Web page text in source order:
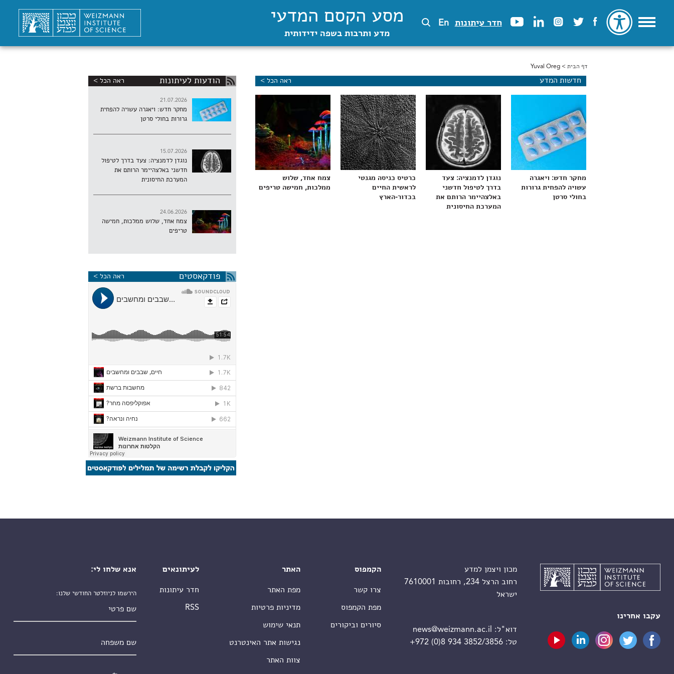
חדר עיתונות En מסע הקסם המדעי
מדע ותרבות בשפה ידידותית
הינך נמצא כאן
דף הבית > Yuval Oreg
חדשות המדע ראה הכל >
מחקר חדש: ויאגרה
עשויה להפחית גרורות
בחולי סרטן
נוגדן לדמנציה: צעד
בדרך לטיפול חדשני
באלצהיימר הרותם את
המערכת החיסונית
כרטיס כניסה מגנטי
לראשית החיים
בכדור-הארץ
צמח אחד, שלוש
ממלכות, חמישה טריפים
הודעות לעיתונות ראה הכל >
21.07.2026
מחקר חדש: ויאגרה עשויה להפחית
גרורות בחולי סרטן
15.07.2026
נוגדן לדמנציה: צעד בדרך לטיפול
חדשני באלצהיימר הרותם את
המערכת החיסונית
24.06.2026
צמח אחד, שלוש ממלכות, חמישה
טריפים
פודקאסטים ראה הכל >
עקבו אחרינו
מכון ויצמן למדע
רחוב הרצל 234, רחובות 7610001
ישראל
דוא"ל:
news@weizmann.ac.il
טל:+972 (0)8 934 3852/3856
הקמפוס
צרו קשר
מפת הקמפוס
סיורים וביקורים
האתר
מפת האתר
מדיניות פרטיות
תנאי שימוש
נגישות אתר האינטרנט
צוות האתר
לעיתונאים
חדר עיתונות
RSS
אנא שלחו לי:
הירשמו לניוזלטר החודשי שלנו: